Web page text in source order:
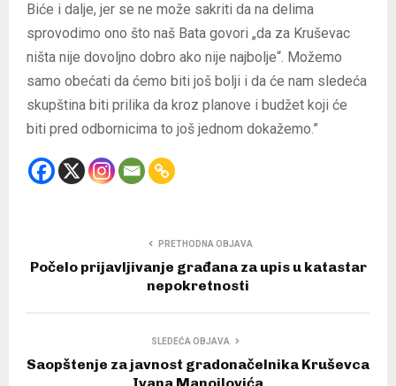
Biće i dalje, jer se ne može sakriti da na delima
sprovodimo ono što naš Bata govori „da za Kruševac
ništa nije dovoljno dobro ako nije najbolje“. Možemo
samo obećati da ćemo biti još bolji i da će nam sledeća
skupština biti prilika da kroz planove i budžet koji će
biti pred odbornicima to još jednom dokažemo.”
PRETHODNA OBJAVA
Počelo prijavljivanje građana za upis u katastar
nepokretnosti
SLEDEĆA OBJAVA
Saopštenje za javnost gradonačelnika Kruševca